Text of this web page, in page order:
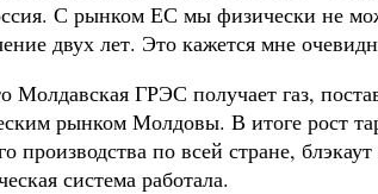
С рынком ЕС мы физически не
двух лет. Это кажется мне
ГРЭС получает газ,
рынком Молдовы. В итоге рост
по всей стране,
система работала.